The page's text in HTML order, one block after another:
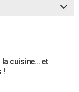
cuisine... et
!